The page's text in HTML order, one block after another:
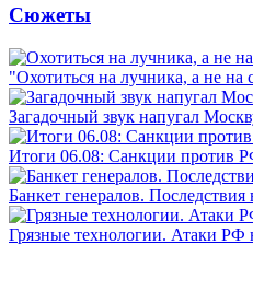
Сюжеты
"Охотиться на лучника, а не на
Загадочный звук напугал
Итоги 06.08: Санкции против
Банкет генералов.
Грязные технологии. Атаки